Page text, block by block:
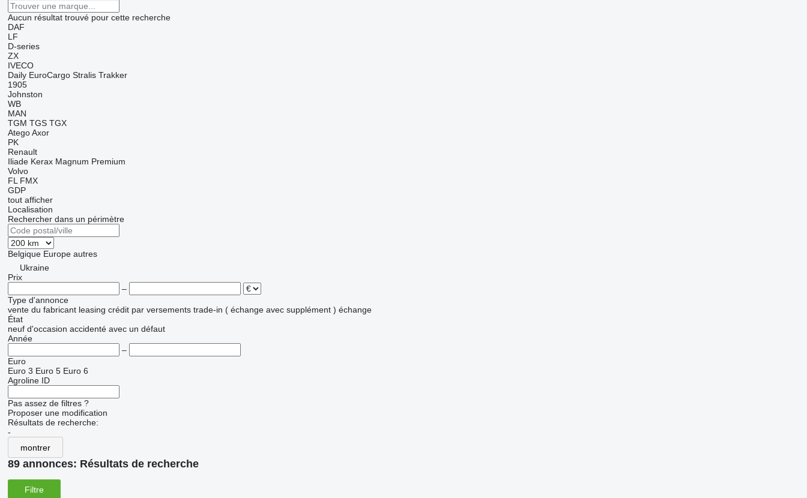
Aucun résultat trouvé pour cette recherche
DAF
LF
D-series
ZX
IVECO
Daily EuroCargo Stralis Trakker
1905
Johnston
WB
MAN
TGM TGS TGX
Atego Axor
PK
Renault
Iliade Kerax Magnum Premium
Volvo
FL FMX
GDP
tout afficher
Localisation
Rechercher dans un périmètre
Belgique Europe autres
Ukraine
Prix
–
Type d'annonce
vente du fabricant leasing crédit par versements trade-in ( échange avec supplément ) échange
État
neuf d'occasion accidenté avec un défaut
Année
–
Euro
Euro 3 Euro 5 Euro 6
Agroline ID
Pas assez de filtres ?
Proposer une modification
Résultats de recherche:
-
montrer
89 annonces: Résultats de recherche
Filtre